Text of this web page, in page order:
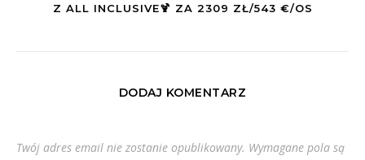
Z ALL INCLUSIVE🍹 ZA 2309 ZŁ/543 €/OS
DODAJ KOMENTARZ
Twój adres email nie zostanie opublikowany. Wymagane pola są